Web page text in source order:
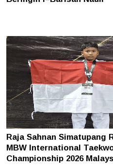
Raja Sahnan Simatupang
MBW International
Championship 2026